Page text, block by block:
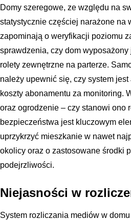
Domy szeregowe, ze względu na
statystycznie częściej narażone na
zapominają o weryfikacji poziomu
sprawdzenia, czy dom
rolety zewnętrzne na parterze.
należy upewnić się, czy system
koszty abonamentu za monitoring.
oraz ogrodzenie – czy stanowi ono
bezpieczeństwa jest kluczowym
uprzykrzyć mieszkanie w nawet
okolicy oraz o zastosowane środki
podejrzliwości.
Niejasności w
System rozliczania mediów w